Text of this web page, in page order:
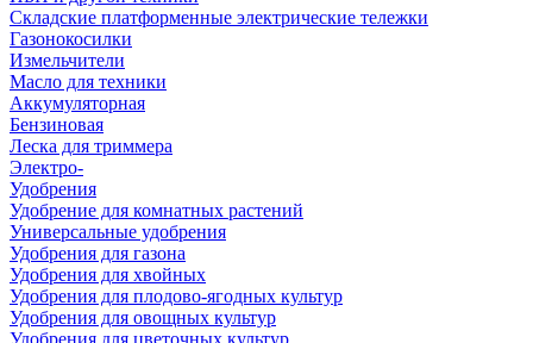
Складские платформенные электрические тележки
Газонокосилки
Измельчители
Масло для техники
Аккумуляторная
Бензиновая
Леска для триммера
Электро-
Удобрения
Удобрение для комнатных растений
Универсальные удобрения
Удобрения для газона
Удобрения для хвойных
Удобрения для плодово-ягодных культур
Удобрения для овощных культур